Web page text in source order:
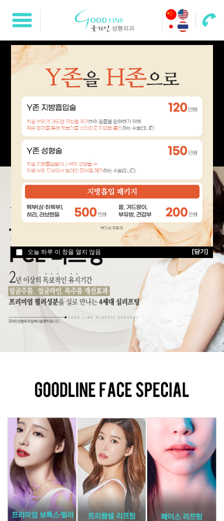
오늘 하루 이 창을 열지 않음 [닫기]
오늘 하루 이 창을 열지 않음 [닫기]
오늘 하루 이 창을 열지 않음 [닫기]